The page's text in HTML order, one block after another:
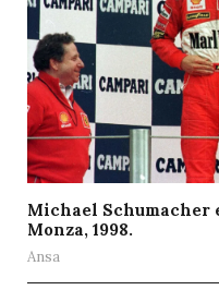
Michael Schumacher
Monza, 1998.
Ansa